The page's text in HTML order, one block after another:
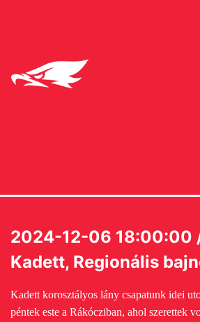
2024-12-06 18:00:00
Kadett, Regionális
Kadett korosztályos lány csapatunk idei
péntek este a Rákócziban, ahol szerettek